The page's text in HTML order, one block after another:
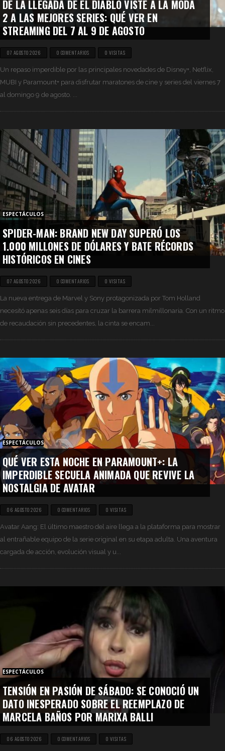
DE LA LLEGADA DE EL DIABLO VISTE A LA MODA
2 A LAS MEJORES SERIES: QUÉ VER EN
STREAMING DEL 7 AL 9 DE AGOSTO
07 AGOSTO 2026 0 COMENTARIOS 0 VISITAS
Un repaso imperdible por las principales novedades de Disney+, Netflix,
MUBI y Paramount+ para disfrutar maratones de cine y series del viernes 7
al domingo 9 de agosto. ...
ESPECTÁCULOS
SPIDER-MAN: BRAND NEW DAY SUPERÓ LOS
1.000 MILLONES DE DÓLARES Y BATE RÉCORDS
HISTÓRICOS EN CINES
07 AGOSTO 2026 0 COMENTARIOS 0 VISITAS
La nueva entrega de Marvel y Sony protagonizada por Tom Holland
necesitó apenas seis días para cruzar la barrera milmillonaria. Con un ritmo
de recaudación sin precedentes, la cinta se encam...
ESPECTÁCULOS
QUÉ VER ESTA NOCHE EN PARAMOUNT+: LA
IMPERDIBLE SECUELA ANIMADA QUE REVIVE LA
NOSTALGIA DE AVATAR
06 AGOSTO 2026 0 COMENTARIOS 0 VISITAS
Avatar Aang: El último maestro del aire llega a la plataforma para mostrar
al entrañable equipo de la serie original en su etapa adulta. Una aventura
cargada de acción, evolución visual y u...
ESPECTÁCULOS
TENSIÓN EN PASIÓN DE SÁBADO: SE CONOCIÓ UN
DATO INESPERADO SOBRE EL REEMPLAZO DE
MARCELA BAÑOS POR MARIXA BALLI
06 AGOSTO 2026 0 COMENTARIOS 0 VISITAS